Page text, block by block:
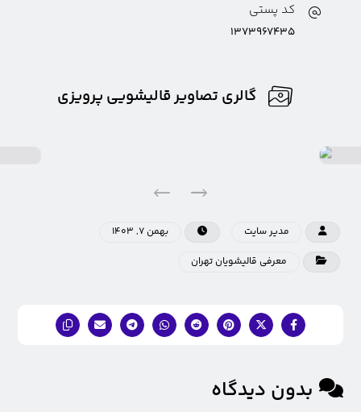
کد پستی
۱۳۷۳۹۶۷۴۳۵
گالری تصاویر قالیشویی پرویزی
مدیر سایت
بهمن ۷, ۱۴۰۳
معرفی قالیشویان تهران
بدون دیدگاه